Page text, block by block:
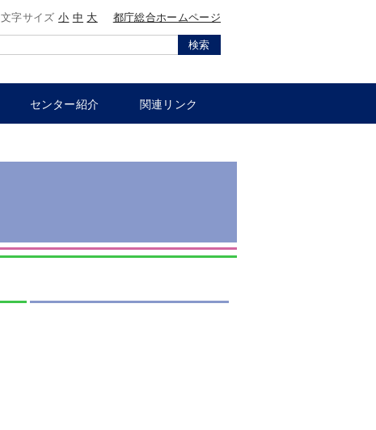
文字サイズ小 中 大 都庁総合ホームページ
検索
センター紹介 関連リンク